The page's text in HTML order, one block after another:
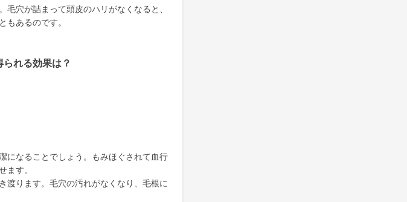
毛穴が詰まって頭皮のハリがなくなると、
もあるのです。
れる効果は？
になることでしょう。もみほぐされて血行
ます。
渡ります。毛穴の汚れがなくなり、毛根に